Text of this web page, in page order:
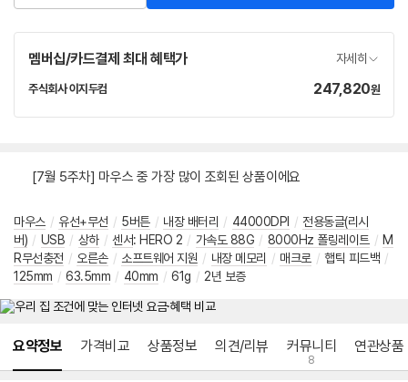
멤버십/카드결제 최대 혜택가 자세히
주식회사 이지두컴네
가
247,820원
[7월 5주차] 마우스 중 가장 많이 조회된 상품이에요
마우스 / 유선+무선 / 5버튼 / 내장 배터리 / 44000DPI / 전용동글(리시
버) / USB / 상하 / 센서: HERO 2 / 가속도 88G / 8000Hz 폴링레이트 / M
R무선충전 / 오른손 / 소프트웨어 지원 / 내장 메모리 / 매크로 / 햅틱 피드백 /
125mm / 63.5mm / 40mm / 61g / 2년 보증
요약정보 가격비교 상품정보 의견/리뷰 커뮤니티
8
연관상품